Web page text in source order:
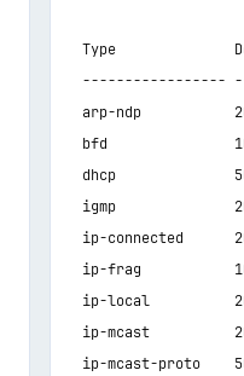
Type
-----------------
arp-ndp
bfd
dhcp
igmp
ip-connected
ip-frag
ip-local
ip-mcast
ip-mcast-proto